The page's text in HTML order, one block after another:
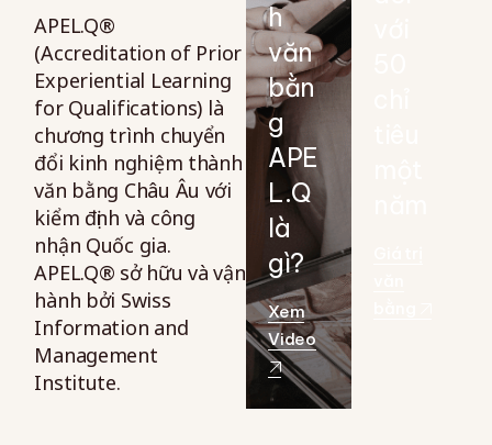
APEL.Q®
(Accreditation of Prior
Experiential Learning
for Qualifications) là
chương trình chuyển
đổi kinh nghiệm thành
văn bằng Châu Âu với
kiểm định và công
nhận Quốc gia.
APEL.Q® sở hữu và vận
hành bởi Swiss
Information and
Management
Institute.
h
văn
bằn
g
APE
L.Q
là
gì?
Xem
Video